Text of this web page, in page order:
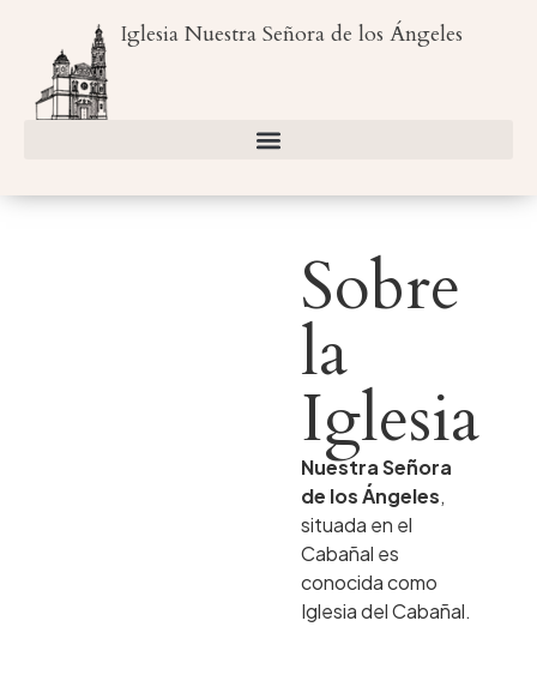
Iglesia Nuestra Señora de los Ángeles
Sobre
la
Iglesia
Nuestra Señora
de los Ángeles,
situada en el
Cabañal es
conocida como
Iglesia del Cabañal.